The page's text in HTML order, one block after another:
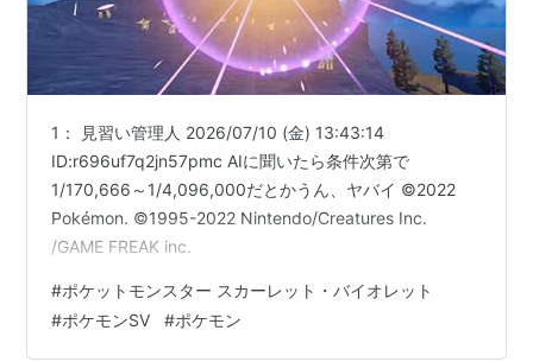
1： 見習い管理人 2026/07/10 (金) 13:43:14
ID:r696uf7q2jn57pmc AIに聞いたら条件次第で
1/170,666～1/4,096,000だとかうん、ヤバイ ©2022
Pokémon. ©1995-2022 Nintendo/Creatures Inc.
/GAME FREAK inc.
#ポケットモンスター スカーレット・バイオレット
#ポケモンSV #ポケモン